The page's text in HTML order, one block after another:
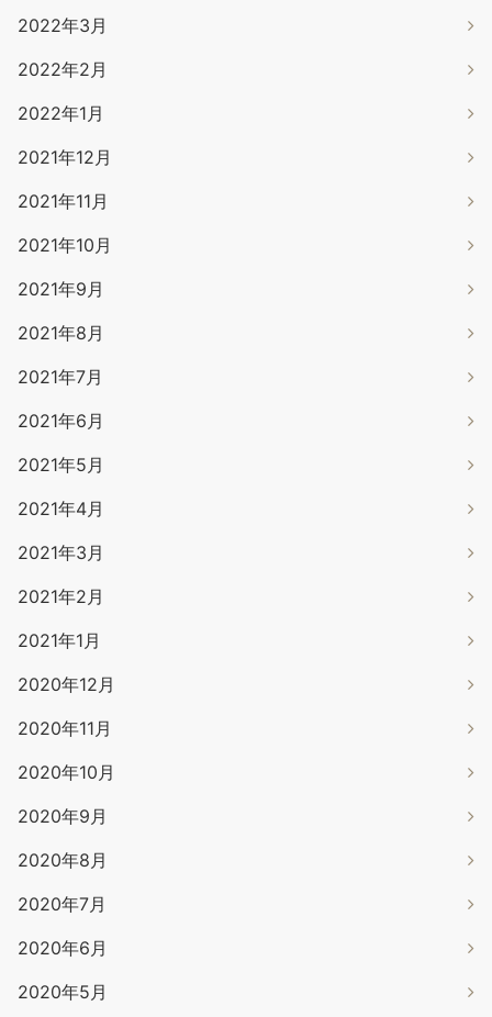
2022年3月
2022年2月
2022年1月
2021年12月
2021年11月
2021年10月
2021年9月
2021年8月
2021年7月
2021年6月
2021年5月
2021年4月
2021年3月
2021年2月
2021年1月
2020年12月
2020年11月
2020年10月
2020年9月
2020年8月
2020年7月
2020年6月
2020年5月